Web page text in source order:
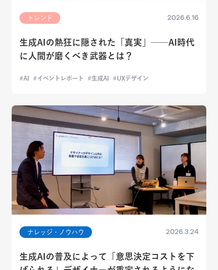
トレンド 2026.6.16
生成AIの熱狂に隠された「真実」──AI時代
に人間が磨くべき武器とは？
AI イベントレポート 生成AI UXデザイン
ナレッジ・ノウハウ 2026.3.24
生成AIの普及によって「意思決定コストを下